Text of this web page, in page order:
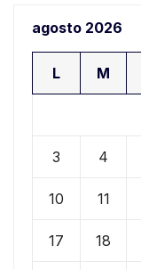
agosto 2026
L M
3 4
10 11
17 18